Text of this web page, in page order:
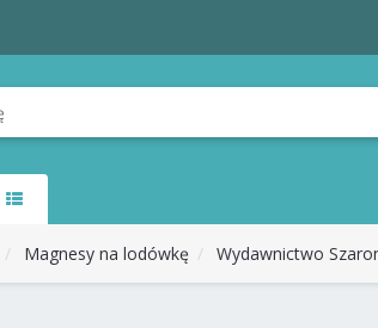
Magnesy na lodówkę Wydawnictwo